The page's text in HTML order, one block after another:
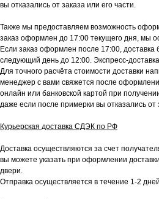
вы отказались от заказа или его части.
Также мы предоставляем возможность
заказ оформлен до 17:00 текущего дня, мы
Если заказ оформлен после 17:00, доставка
следующий день до 12:00. Экспресс-
Для точного расчёта стоимости доставки
менеджер с вами свяжется после
онлайн или банковской картой при
даже если после примерки вы отказались от
Курьерская доставка СДЭК по РФ
Доставка осуществляются за счет
вы можете указать при оформлении
двери.
Отправка осуществляется в течение 1-2